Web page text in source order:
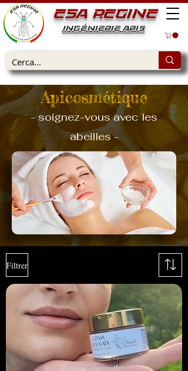
ESA REGINE
INGÉNIERIE APIS
Apicosmétique
- soignez-vous avec les
abeilles -
Filtrer